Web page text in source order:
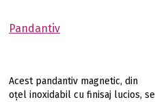
Pandantiv
Acest pandantiv magnetic, din
oțel inoxidabil cu finisaj lucios, se